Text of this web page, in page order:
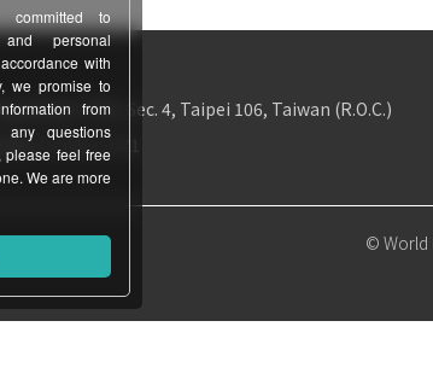
Hsiao E. Rd., Sec. 4, Taipei 106, Taiwan (R.O.C.)
886-2-2731-1171
© World
to
personal
with
we promise to
from
questions
please feel free
We are more